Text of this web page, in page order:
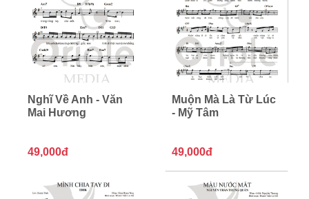
Nghĩ Về Anh - Văn
Mai Hương
49,000đ
Muộn Mà Là Từ Lúc
- Mỹ Tâm
49,000đ